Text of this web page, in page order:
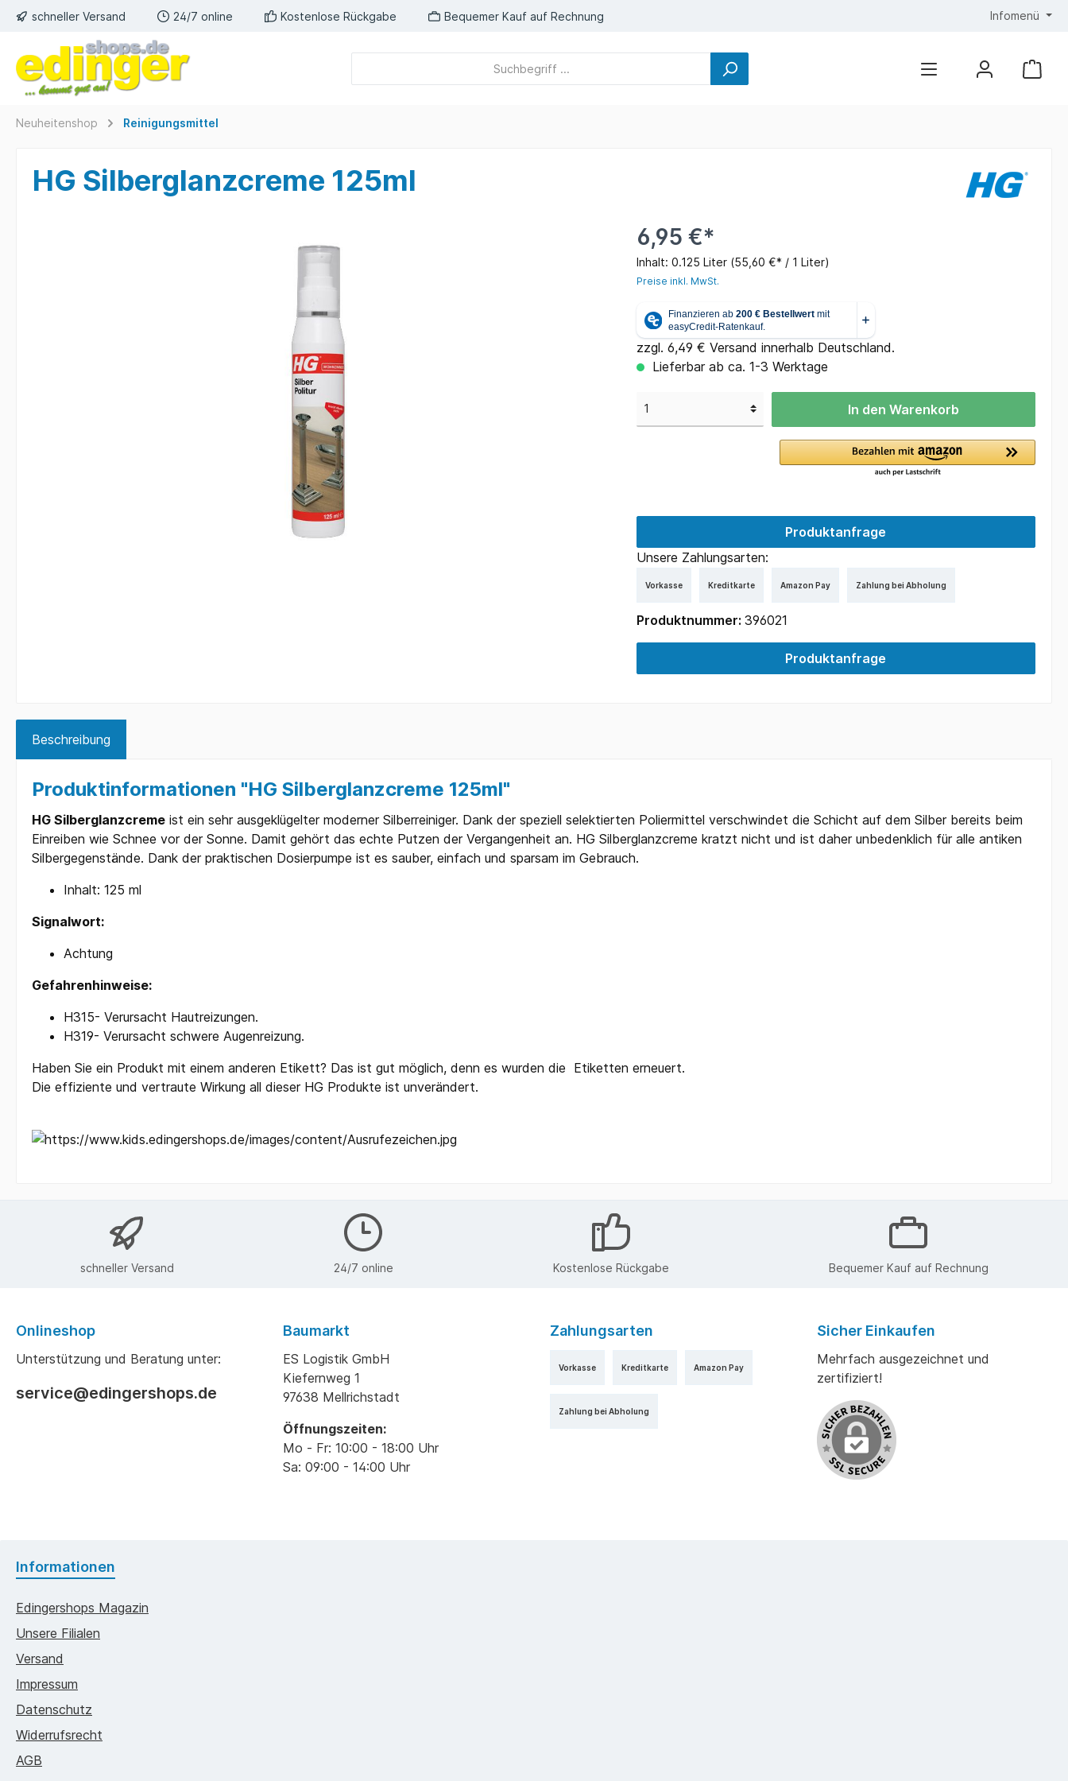
schneller Versand 24/7 online Kostenlose Rückgabe Bequemer Kauf auf Rechnung Infomenü
Neuheitenshop Reinigungsmittel
HG Silberglanzcreme 125ml
6,95 €*
Inhalt: 0.125 Liter (55,60 €* / 1 Liter)
Preise inkl. MwSt.
zzgl. 6,49 € Versand innerhalb Deutschland.
Lieferbar ab ca. 1-3 Werktage
In den Warenkorb
Produktanfrage
Unsere Zahlungsarten:
Vorkasse Kreditkarte Amazon Pay Zahlung bei Abholung
Produktnummer: 396021
Produktanfrage
Beschreibung
Produktinformationen "HG Silberglanzcreme 125ml"
HG Silberglanzcreme ist ein sehr ausgeklügelter moderner Silberreiniger. Dank der speziell selektierten Poliermittel verschwindet die Schicht auf dem Silber bereits beim
Einreiben wie Schnee vor der Sonne. Damit gehört das echte Putzen der Vergangenheit an. HG Silberglanzcreme kratzt nicht und ist daher unbedenklich für alle antiken
Silbergegenstände. Dank der praktischen Dosierpumpe ist es sauber, einfach und sparsam im Gebrauch.
Inhalt: 125 ml
Signalwort:
Achtung
Gefahrenhinweise:
H315- Verursacht Hautreizungen.
H319- Verursacht schwere Augenreizung.
Haben Sie ein Produkt mit einem anderen Etikett? Das ist gut möglich, denn es wurden die Etiketten erneuert.
Die effiziente und vertraute Wirkung all dieser HG Produkte ist unverändert.
schneller Versand 24/7 online Kostenlose Rückgabe Bequemer Kauf auf Rechnung
Onlineshop
Unterstützung und Beratung unter:
service@edingershops.de
Baumarkt
ES Logistik GmbH
Kiefernweg 1
97638 Mellrichstadt
Öffnungszeiten:
Mo - Fr: 10:00 - 18:00 Uhr
Sa: 09:00 - 14:00 Uhr
Zahlungsarten
Vorkasse Kreditkarte Amazon Pay
Zahlung bei Abholung
Sicher Einkaufen
Mehrfach ausgezeichnet und
zertifiziert!
Informationen
Edingershops Magazin
Unsere Filialen
Versand
Impressum
Datenschutz
Widerrufsrecht
AGB